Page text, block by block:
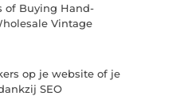
of Buying Hand-
Vintage
op je website of je
SEO